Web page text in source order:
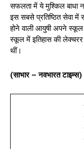
सफलता में ये मुश्किल बाधा
इस सबसे प्रतिष्ठित सेवा
होने वाली आयुषी अपने स्कूल
स्कूल में इतिहास की लेक्चरर
थीं।
(साभार – नवभारत टाइम्स)